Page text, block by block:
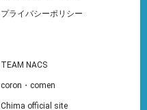
プライバシーポリシー
TEAM NACS
coron・comen
Chima official site